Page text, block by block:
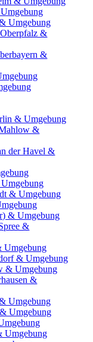
Umgebung
&
&
& Umgebung
&
der Havel &
& Umgebung
& Umgebung
&
Umgebung
& Umgebung
& Umgebung
&
Umgebung
Umgebung
Umgebung